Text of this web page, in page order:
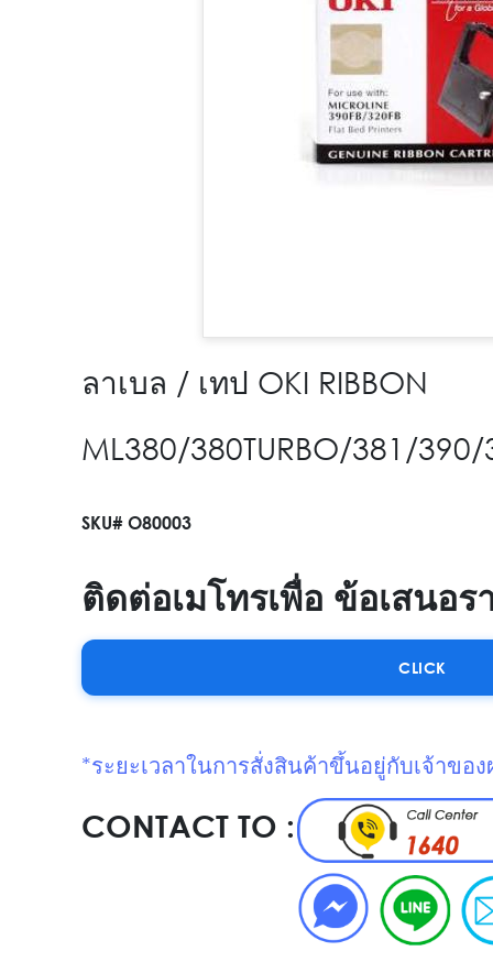
ลาเบล / เทป OKI RIBBON
ML380/380TURBO/381/390/
SKU# O80003
ติดต่อเมโทรเพื่อ ข้อเสนอร
CLICK
*ระยะเวลาในการสั่งสินค้าขึ้นอยู่กับเจ้าข
CONTACT TO :